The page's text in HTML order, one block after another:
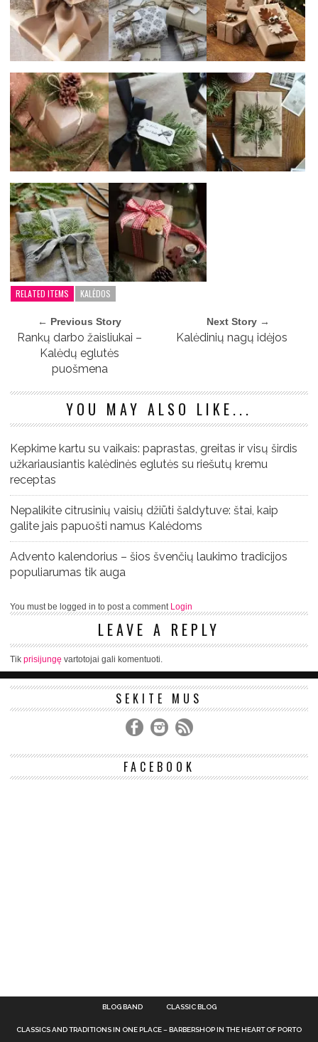
RELATED ITEMS KALĖDOS
← Previous Story
Rankų darbo žaisliukai –
Kalėdų eglutės
puošmena
Next Story →
Kalėdinių nagų idėjos
YOU MAY ALSO LIKE...
Kepkime kartu su vaikais: paprastas, greitas ir visų širdis
užkariausiantis kalėdinės eglutės su riešutų kremu
receptas
Nepalikite citrusinių vaisių džiūti šaldytuve: štai, kaip
galite jais papuošti namus Kalėdoms
Advento kalendorius – šios švenčių laukimo tradicijos
populiarumas tik auga
You must be logged in to post a comment Login
LEAVE A REPLY
Tik prisijungę vartotojai gali komentuoti.
SEKITE MUS
FACEBOOK
BLOG BAND CLASSIC BLOG
CLASSICS AND TRADITIONS IN ONE PLACE – BARBERSHOP IN THE HEART OF PORTO